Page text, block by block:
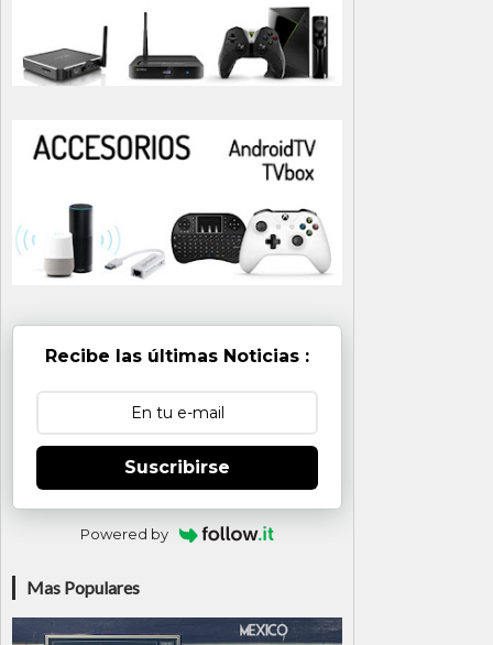
Recibe las últimas Noticias :
Suscribirse
Powered by
Mas Populares